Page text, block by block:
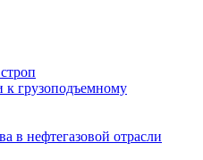
к грузоподъемному
в нефтегазовой отрасли